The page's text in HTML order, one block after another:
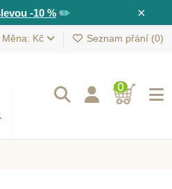
×
-10 %✏️
Měna: Kč Seznam přání (0)
0